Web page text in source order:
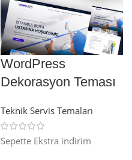
WordPress
Dekorasyon Teması
Teknik Servis Temaları
Sepette Ekstra indirim